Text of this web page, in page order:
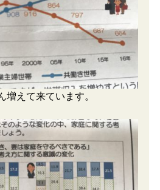
増えて来ています。